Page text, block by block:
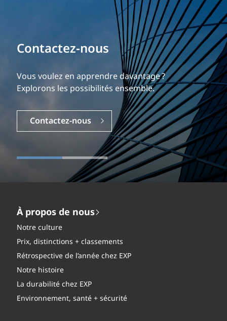
Contactez-nous
Vous voulez en apprendre davantage ?
Explorons les possibilités ensemble.
Contactez-nous
À propos de nous
Notre culture
Prix, distinctions + classements
Rétrospective de l’année chez EXP
Notre histoire
La durabilité chez EXP
Environnement, santé + sécurité